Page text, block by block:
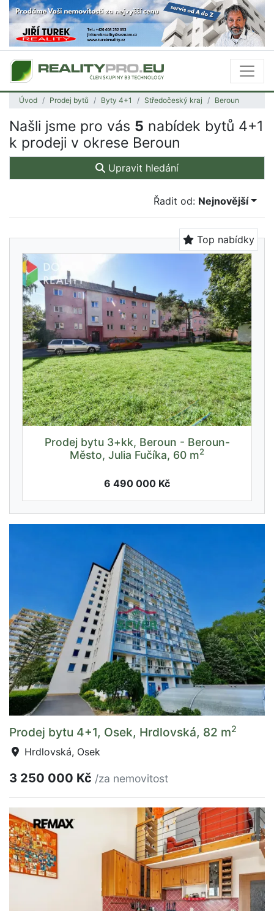
Úvod Prodej bytů Byty 4+1 Středočeský kraj Beroun
Našli jsme pro vás 5 nabídek bytů 4+1
k prodeji v okrese Beroun
Upravit hledání
Řadit od: Nejnovější
Top nabídky
Prodej bytu 3+kk, Beroun - Beroun-
Město, Julia Fučíka, 60 m2
6 490 000 Kč
Prodej bytu 4+1, Osek, Hrdlovská, 82 m2
Hrdlovská, Osek
3 250 000 Kč /za nemovitost